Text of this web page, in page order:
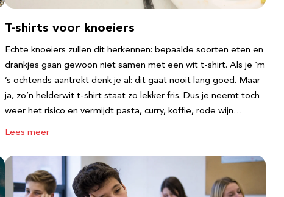
T-shirts voor knoeiers
Echte knoeiers zullen dit herkennen: bepaalde soorten eten en
drankjes gaan gewoon niet samen met een wit t-shirt. Als je ‘m
’s ochtends aantrekt denk je al: dit gaat nooit lang goed. Maar
ja, zo’n helderwit t-shirt staat zo lekker fris. Dus je neemt toch
weer het risico en vermijdt pasta, curry, koffie, rode wijn…
Lees meer